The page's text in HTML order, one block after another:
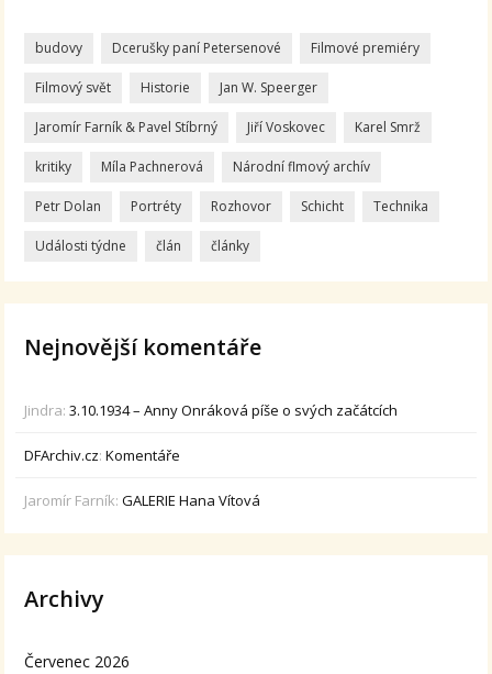
budovy Dcerušky paní Petersenové Filmové premiéry
Filmový svět Historie Jan W. Speerger
Jaromír Farník & Pavel Stíbrný Jiří Voskovec Karel Smrž
kritiky Míla Pachnerová Národní flmový archív
Petr Dolan Portréty Rozhovor Schicht Technika
Události týdne člán články
Nejnovější komentáře
Jindra:3.10.1934 – Anny Onráková píše o svých začátcích
DFArchiv.cz:Komentáře
Jaromír Farník:GALERIE Hana Vítová
Archivy
Červenec 2026